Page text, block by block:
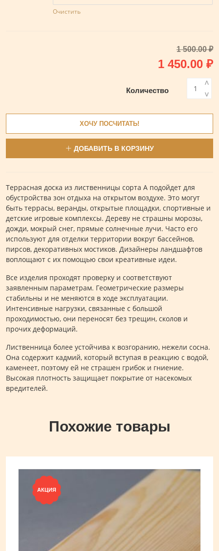
Очистить
1 500.00₽
1
500.00 ₽.
1 450.00 ₽
Количество >
<
ХОЧУ ПОСЧИТАТЬ!
ДОБАВИТЬ В КОРЗИНУ
Террасная доска из лиственницы сорта А подойдет для
обустройства зон отдыха на открытом воздухе. Это могут
быть террасы, веранды, открытые площадки, спортивные и
детские игровые комплексы. Дереву не страшны морозы,
дожди, мокрый снег, прямые солнечные лучи. Часто его
используют для отделки территории вокруг бассейнов,
пирсов, декоративных мостиков. Дизайнеры ландшафтов
воплощают с их помощью свои креативные идеи.
Все изделия проходят проверку и соответствуют
заявленным параметрам. Геометрические размеры
стабильны и не меняются в ходе эксплуатации.
Интенсивные нагрузки, связанные с большой
проходимостью, они переносят без трещин, сколов и
прочих деформаций.
Лиственница более устойчива к возгоранию, нежели сосна.
Она содержит кадмий, который вступая в реакцию с водой,
каменеет, поэтому ей не страшен грибок и гниение.
Высокая плотность защищает покрытие от насекомых
вредителей.
Похожие товары
АКЦИЯ